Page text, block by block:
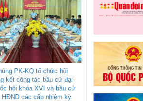
Mẫn cùng các đại biểu dự đại
PK-KQ tổ chức hội
kết công tác bầu cử đại
hội khóa XVI và bầu cử
HĐND các cấp nhiệm kỳ